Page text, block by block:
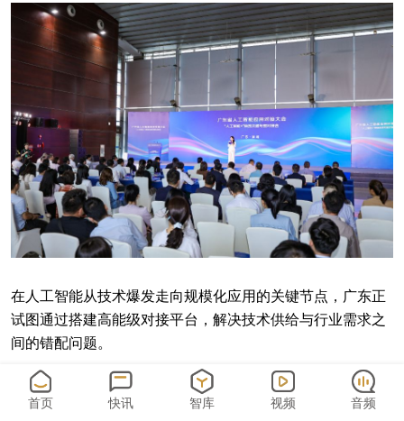
在人工智能从技术爆发走向规模化应用的关键节点，广东正
试图通过搭建高能级对接平台，解决技术供给与行业需求之
间的错配问题。
据悉，本次专题会汇聚了省内多地市商务主管部门、AI大模
型及硬科技企业、商贸流通企业以及投融资机构等超200位
首页 快讯 智库 视频 音频